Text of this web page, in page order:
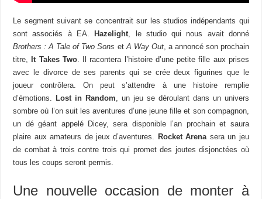
Le segment suivant se concentrait sur les studios indépendants qui
sont associés à EA.
Hazelight, le studio qui nous avait donné
Brothers : A Tale of Two Sons etA Way Out, a annoncé son prochain
titre,
It Takes Two. Il racontera l’histoire d’une petite fille aux prises
avec le divorce de ses parents qui se crée deux figurines que le
joueur contrôlera. On peut s’attendre à une histoire remplie
d’émotions. Lost in Random, un jeu se déroulant dans un univers
sombre où l’on suit les aventures d’une jeune fille et son compagnon,
un dé géant appelé Dicey, sera disponible l’an prochain et saura
plaire aux amateurs de jeux d’aventures. Rocket Arenasera un jeu
de combat à trois contre trois qui promet des joutes disjonctées où
tous les coups seront permis.
Une nouvelle occasion de monter à